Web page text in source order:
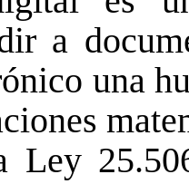
a
una
Ley